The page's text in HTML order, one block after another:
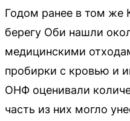
Годом ранее в том же
берегу Оби нашли
медицинскими
пробирки с кровью и
ОНФ оценивали
часть из них могло